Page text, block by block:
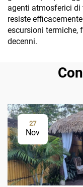
agenti atmosferici
resiste
escursioni termiche,
decenni.
27
Nov